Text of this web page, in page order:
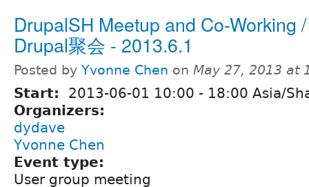
DrupalSH Meetup and Co-Working
Drupal聚会 - 2013.6.1
Posted by Yvonne Chen on May 27, 2013 at
Start: 2013-06-01 10:00 - 18:00 Asia/
Organizers:
dydave
Yvonne Chen
Event type:
User group meeting